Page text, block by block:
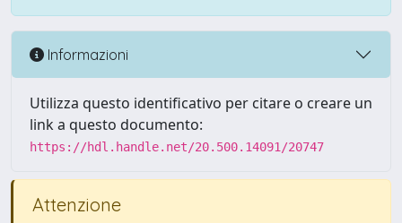
Informazioni
Utilizza questo identificativo per citare o creare un
link a questo documento:
https://hdl.handle.net/20.500.14091/20747
Attenzione